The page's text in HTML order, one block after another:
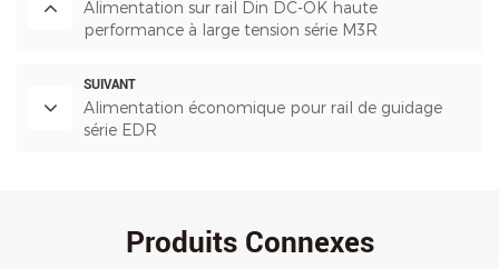
Alimentation sur rail Din DC-OK haute
performance à large tension série M3R
SUIVANT
Alimentation économique pour rail de guidage
série EDR
Produits Connexes